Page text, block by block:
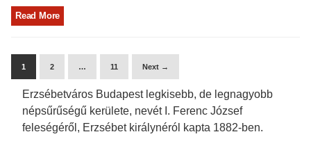
Read More
1 2 … 11 Next →
Erzsébetváros Budapest legkisebb, de legnagyobb
népsűrűségű kerülete, nevét I. Ferenc József
feleségéről, Erzsébet királynéról kapta 1882-ben.